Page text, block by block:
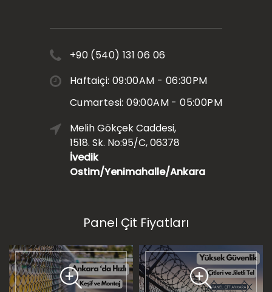
+90 (540) 131 06 06
Haftaiçi: 09:00AM - 06:30PM
Cumartesi: 09:00AM - 05:00PM
Melih Gökçek Caddesi,
1518. Sk. No:95/C, 06378
İvedik
Ostim/Yenimahalle/Ankara
Panel Çit Fiyatları